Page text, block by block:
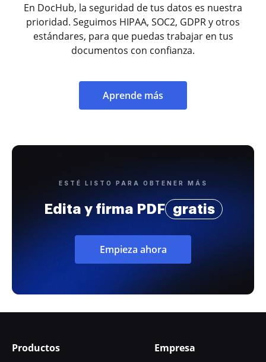
En DocHub, la seguridad de tus datos es nuestra
prioridad. Seguimos HIPAA, SOC2, GDPR y otros
estándares, para que puedas trabajar en tus
documentos con confianza.
Aprende más
ESTÉ LISTO PARA OBTENER MÁS
Edita y firma PDF gratis
Empieza ahora
Productos Empresa